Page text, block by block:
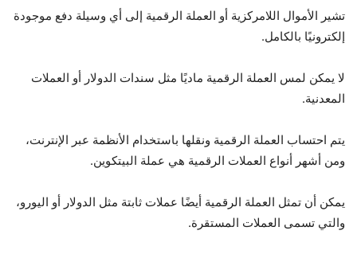
تشير الأموال اللامركزية أو العملة الرقمية إلى أي وسيلة دفع موجودة
إلكترونيًا بالكامل.
لا يمكن لمس العملة الرقمية ماديًا مثل سندات الدولار أو العملات
المعدنية.
يتم احتساب العملة الرقمية ونقلها باستخدام الأنظمة عبر الإنترنت،
ومن أشهر أنواع العملات الرقمية هي عملة البيتكوين.
يمكن أن تمثل العملة الرقمية أيضًا عملات ثابتة مثل الدولار أو اليورو،
والتي تسمى العملات المستقرة.